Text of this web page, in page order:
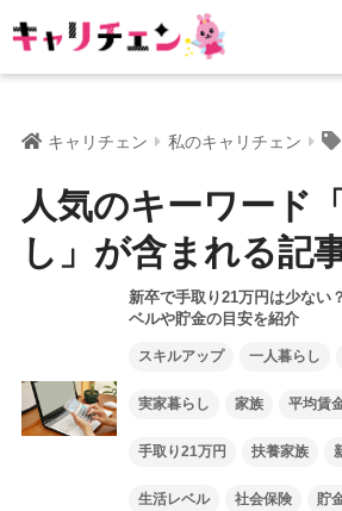
キャリチェン 私のキャリチェン
人気のキーワード
し」が含まれる記
新卒で手取り21万円は少ない
ベルや貯金の目安を紹介
スキルアップ 一人暮らし
実家暮らし 家族 平均賃
手取り21万円 扶養家族
生活レベル 社会保険 貯